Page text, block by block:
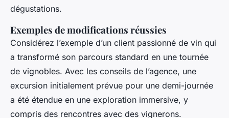
dégustations.
Exemples de modifications réussies
Considérez l’exemple d’un client passionné de vin qui
a transformé son parcours standard en une tournée
de vignobles. Avec les conseils de l’agence, une
excursion initialement prévue pour une demi-journée
a été étendue en une exploration immersive, y
compris des rencontres avec des vignerons.